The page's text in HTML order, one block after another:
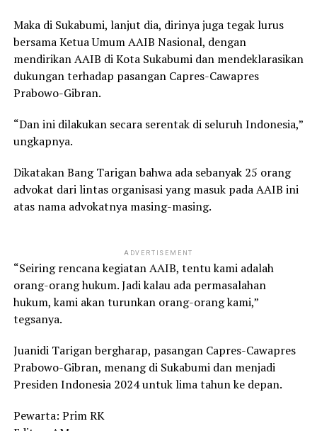
Maka di Sukabumi, lanjut dia, dirinya juga tegak lurus
bersama Ketua Umum AAIB Nasional, dengan
mendirikan AAIB di Kota Sukabumi dan mendeklarasikan
dukungan terhadap pasangan Capres-Cawapres
Prabowo-Gibran.
“Dan ini dilakukan secara serentak di seluruh Indonesia,”
ungkapnya.
Dikatakan Bang Tarigan bahwa ada sebanyak 25 orang
advokat dari lintas organisasi yang masuk pada AAIB ini
atas nama advokatnya masing-masing.
ADVERTISEMENT
“Seiring rencana kegiatan AAIB, tentu kami adalah
orang-orang hukum. Jadi kalau ada permasalahan
hukum, kami akan turunkan orang-orang kami,”
tegsanya.
Juanidi Tarigan bergharap, pasangan Capres-Cawapres
Prabowo-Gibran, menang di Sukabumi dan menjadi
Presiden Indonesia 2024 untuk lima tahun ke depan.
Pewarta: Prim RK